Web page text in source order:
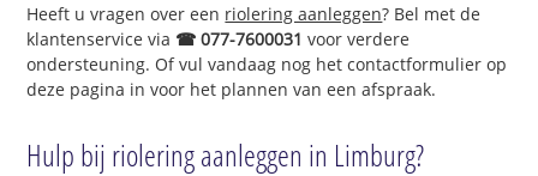
Heeft u vragen over een riolering aanleggen? Bel met de
klantenservice via ☎ 077-7600031 voor verdere
ondersteuning. Of vul vandaag nog het contactformulier op
deze pagina in voor het plannen van een afspraak.
Hulp bij riolering aanleggen in Limburg?